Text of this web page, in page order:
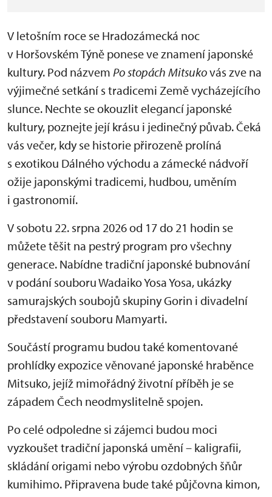
V letošním roce se Hradozámecká noc
v Horšovském Týně ponese ve znamení japonské
kultury. Pod názvem Po stopách Mitsukovás zve na
výjimečné setkání s tradicemi Země vycházejícího
slunce. Nechte se okouzlit elegancí japonské
kultury, poznejte její krásu i jedinečný půvab. Čeká
vás večer, kdy se historie přirozeně prolíná
s exotikou Dálného východu a zámecké nádvoří
ožije japonskými tradicemi, hudbou, uměním
i gastronomií.
V sobotu 22. srpna 2026 od 17 do 21 hodin se
můžete těšit na pestrý program pro všechny
generace. Nabídne tradiční japonské bubnování
v podání souboru Wadaiko Yosa Yosa, ukázky
samurajských soubojů skupiny Gorin i divadelní
představení souboru Mamyarti.
Součástí programu budou také komentované
prohlídky expozice věnované japonské hraběnce
Mitsuko, jejíž mimořádný životní příběh je se
západem Čech neodmyslitelně spojen.
Po celé odpoledne si zájemci budou moci
vyzkoušet tradiční japonská umění – kaligrafii,
skládání origami nebo výrobu ozdobných šňůr
kumihimo. Připravena bude také půjčovna kimon,